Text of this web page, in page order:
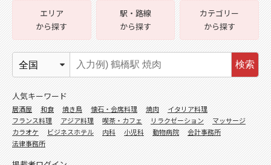
エリア
から探す
駅・路線
から探す
カテゴリー
から探す
検索
人気キーワード
居酒屋 和食 焼き鳥 懐石・会席料理 焼肉
イタリア料理
フランス料理
アジア料理 喫茶・カフェ リラクゼーション
マッサージ
カラオケ
ビジネスホテル 内科 小児科 動物病院
会計事務所
法律事務所